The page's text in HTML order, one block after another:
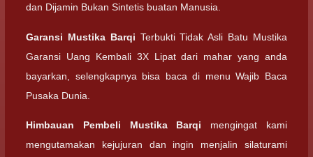
dan Dijamin Bukan Sintetis buatan Manusia.
Garansi Mustika Barqi Terbukti Tidak Asli Batu Mustika
Garansi Uang Kembali 3X Lipat dari mahar yang anda
bayarkan, selengkapnya bisa baca di menu Wajib Baca
Pusaka Dunia.
Himbauan Pembeli Mustika Barqi mengingat kami
mengutamakan kejujuran dan ingin menjalin silaturami